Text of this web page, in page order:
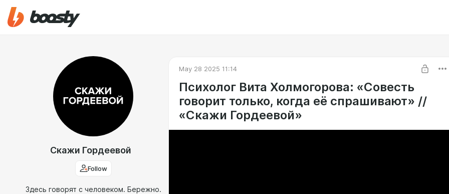
Скажи Гордеевой
Follow
Здесь говорят с человеком. Бережно.
May 28 2025 11:14
Психолог Вита Холмогорова: «Cовесть
говорит только, когда её спрашивают» //
«Cкажи Гордеевой»